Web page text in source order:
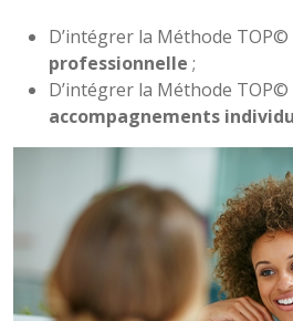
D’intégrer la Méthode TOP©
professionnelle ;
D’intégrer la Méthode TOP©
accompagnements